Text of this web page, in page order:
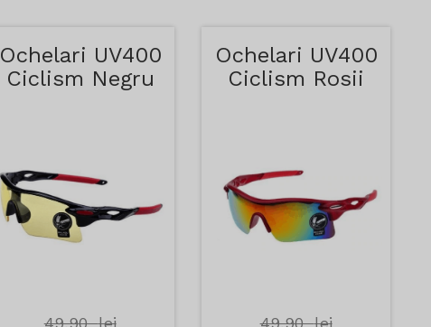
Ochelari UV400
Ciclism Negru
49,90lei
Ochelari UV400
Ciclism Rosii
49,90lei